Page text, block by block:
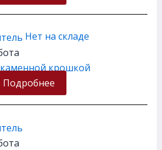
Нет на складе
каменной крошкой
Подробнее